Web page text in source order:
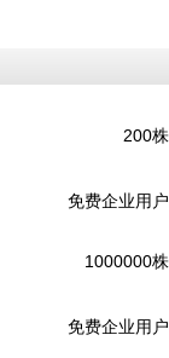
200株
免费企业用户
1000000株
免费企业用户